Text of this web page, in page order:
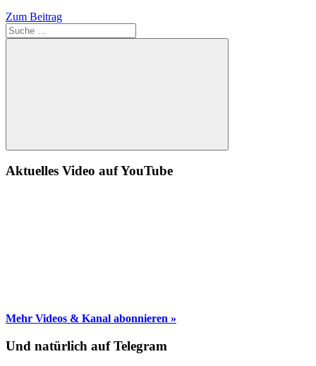
Zum Beitrag
Suche
Aktuelles Video auf YouTube
Mehr Videos & Kanal abonnieren »
Und natürlich auf Telegram